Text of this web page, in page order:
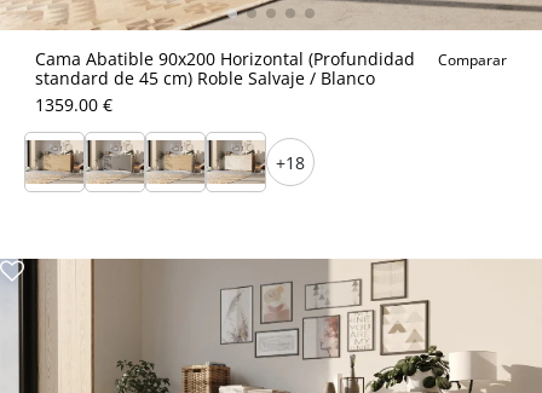
Cama Abatible 90x200 Horizontal (Profundidad
standard de 45 cm) Roble Salvaje / Blanco
Comparar
1359.00 €
+18